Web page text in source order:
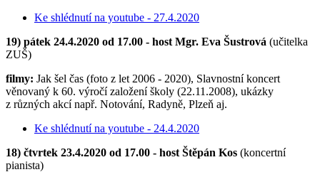
Ke shlédnutí na youtube - 27.4.2020
19) pátek 24.4.2020 od 17.00 - host Mgr. Eva Šustrová (učitelka
ZUŠ)
filmy: Jak šel čas (foto z let 2006 - 2020), Slavnostní koncert
věnovaný k 60. výročí založení školy (22.11.2008), ukázky
z různých akcí např. Notování, Radyně, Plzeň aj.
Ke shlédnutí na youtube - 24.4.2020
18) čtvrtek 23.4.2020 od 17.00 - host Štěpán Kos (koncertní
pianista)